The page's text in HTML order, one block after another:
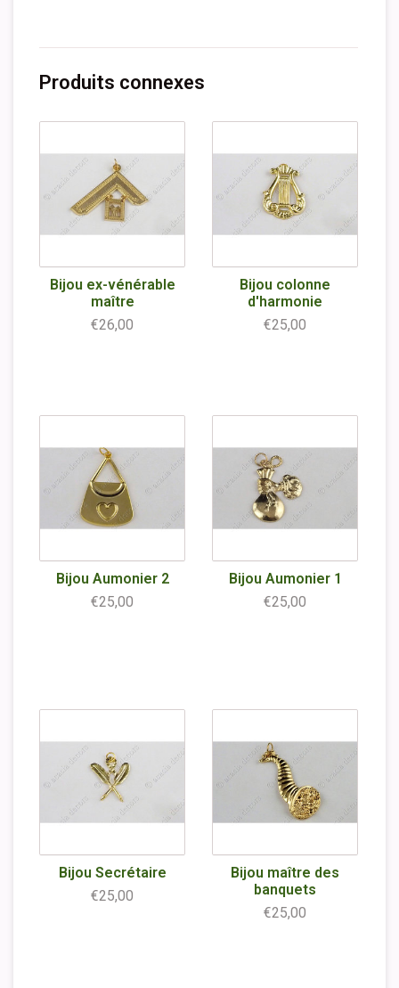
Produits connexes
Bijou ex-vénérable
maître
€26,00
Bijou colonne
d'harmonie
€25,00
Bijou Aumonier 2
€25,00
Bijou Aumonier 1
€25,00
Bijou Secrétaire
€25,00
Bijou maître des
banquets
€25,00